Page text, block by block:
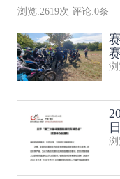
浏览:2619次 评论:0条
浏
浏